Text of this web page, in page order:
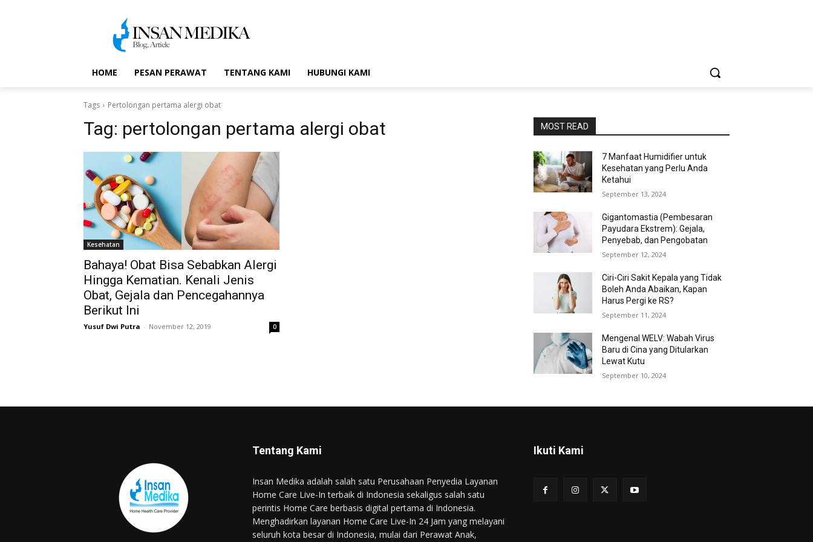
HOME PESAN PERAWAT TENTANG KAMI HUBUNGI KAMI
Tags Pertolongan pertama alergi obat
Tag: pertolongan pertama alergi obat
Kesehatan
Bahaya! Obat Bisa Sebabkan Alergi
Hingga Kematian. Kenali Jenis
Obat, Gejala dan Pencegahannya
Berikut Ini
Yusuf Dwi Putra - November 12, 2019 0
MOST READ
7 Manfaat Humidifier untuk
Kesehatan yang Perlu Anda
Ketahui
September 13, 2024
Gigantomastia (Pembesaran
Payudara Ekstrem): Gejala,
Penyebab, dan Pengobatan
September 12, 2024
Ciri-Ciri Sakit Kepala yang Tidak
Boleh Anda Abaikan, Kapan
Harus Pergi ke RS?
September 11, 2024
Mengenal WELV: Wabah Virus
Baru di Cina yang Ditularkan
Lewat Kutu
September 10, 2024
Tentang Kami
Insan Medika adalah salah satu Perusahaan Penyedia Layanan
Home Care Live-In terbaik di Indonesia sekaligus salah satu
perintis Home Care berbasis digital pertama di Indonesia.
Menghadirkan layanan Home Care Live-In 24 Jam yang melayani
seluruh kota besar di Indonesia, mulai dari Perawat Anak,
Ikuti Kami